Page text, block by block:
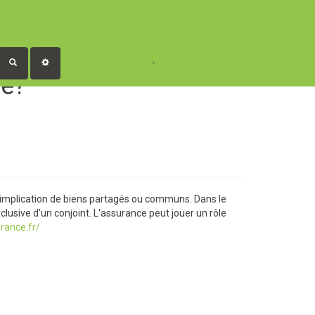
RECHERCHER -
de biens partagés ou communs. Dans le
d'un conjoint. L'assurance peut jouer un rôle